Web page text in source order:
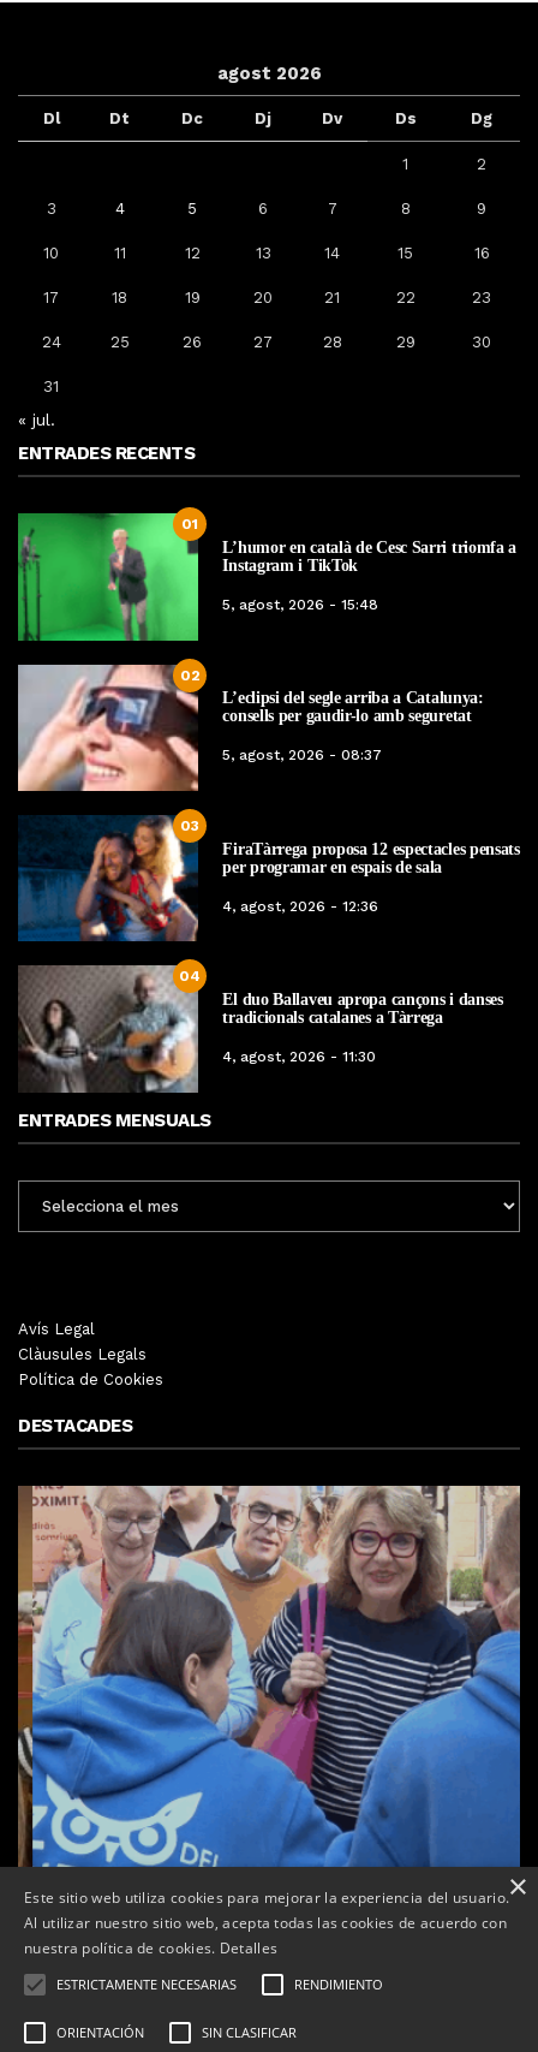
agost 2026
Dl Dt Dc Dj Dv Ds Dg
1 2
3 4 5 6 7 8 9
10 11 12 13 14 15 16
17 18 19 20 21 22 23
24 25 26 27 28 29 30
31
« jul.
ENTRADES RECENTS
01
L’humor en català de Cesc Sarri triomfa a
Instagram i TikTok
5, agost, 2026 - 15:48
02
L’eclipsi del segle arriba a Catalunya:
consells per gaudir-lo amb seguretat
5, agost, 2026 - 08:37
03
FiraTàrrega proposa 12 espectacles pensats
per programar en espais de sala
4, agost, 2026 - 12:36
04
El duo Ballaveu apropa cançons i danses
tradicionals catalanes a Tàrrega
4, agost, 2026 - 11:30
ENTRADES MENSUALS
MENSUALS
Avís Legal
Clàusules Legals
Política de Cookies
DESTACADES
Tàrrega celebra la 25a Fira del Medi Ambient
Per Tàrrega Televisió 18, octubre, 2025 - 12:26
×
Este sitio web utiliza cookies para mejorar la experiencia del usuario.
Al utilizar nuestro sitio web, acepta todas las cookies de acuerdo con
nuestra política de cookies. Detalles
ESTRICTAMENTE NECESARIAS RENDIMIENTO
ORIENTACIÓN SIN CLASIFICAR